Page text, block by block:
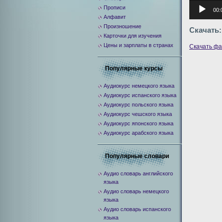
Аудиоплеер
Скачать:
Скачать
Прописи
Алфавит
Произношение
Карточки для изучения
Цены и зарплаты в странах
Популярные курсы
Аудиокурс немецкого языка
Аудиокурс испанского языка
Аудиокурс польского языка
Аудиокурс чешского языка
Аудиокурс японского языка
Аудиокурс арабского языка
Популярные словари
Аудио словарь английского
языка
Аудио словарь немецкого
языка
Аудио словарь испанского
языка